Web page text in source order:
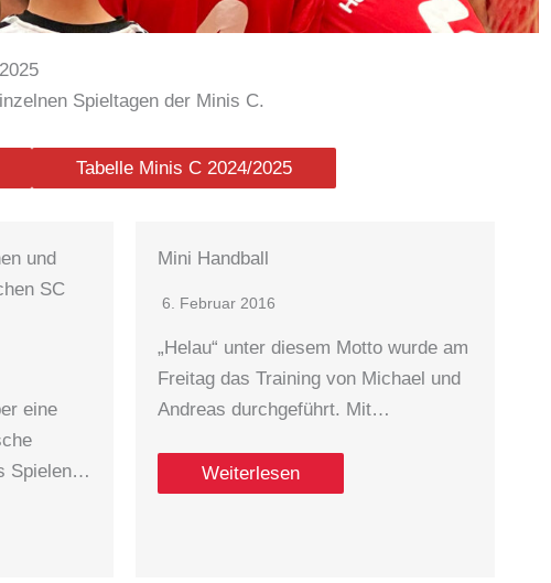
Spieltagen der Minis C.
Tabelle Minis C 2024/2025
Mini Handball
6. Februar 2016
„Helau“ unter diesem Motto wurde am
Freitag das Training von Michael und
Andreas durchgeführt. Mit…
Weiterlesen